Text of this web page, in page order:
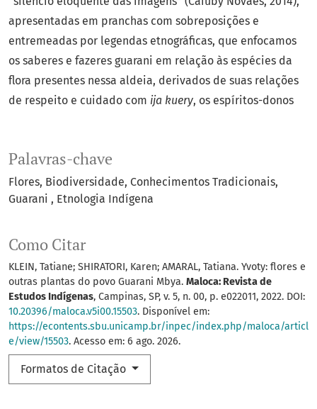
Palavras-chave
Flores Biodiversidade Conhecimentos Tradicionais
Guarani
Etnologia Indígena
Como Citar
KLEIN, Tatiane; SHIRATORI, Karen; AMARAL, Tatiana. Yvoty: flores e
outras plantas do povo Guarani Mbya. Maloca: Revista de
Estudos Indígenas, Campinas, SP, v. 5, n. 00, p. e022011, 2022. DOI:
10.20396/maloca.v5i00.15503. Disponível em:
https://econtents.sbu.unicamp.br/inpec/index.php/maloca/articl
e/view/15503. Acesso em: 6 ago. 2026.
Formatos de Citação
apresentadas em pranchas com sobreposições e
entremeadas por legendas etnográficas, que enfocamos
os saberes e fazeres guarani em relação às espécies da
flora presentes nessa aldeia, derivados de suas relações
de respeito e cuidado com ija kuery, os espíritos-donos